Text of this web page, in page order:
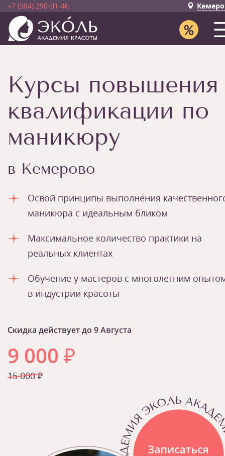
+7 (384) 290-01-46
Курсы повышения
квалификации по
маникюру
в Кемерово
Освой принципы выполнения
маникюра с идеальным бликом
Максимальное количество практики на
реальных клиентах
Обучение у мастеров с многолетним
в индустрии красоты
Скидка действует до 9 Августа
9 000 ₽
15 000 ₽